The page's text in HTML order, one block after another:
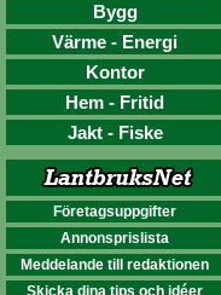
Bygg
Värme - Energi
Kontor
Hem - Fritid
Jakt - Fiske
Företagsuppgifter
Annonsprislista
Meddelande till redaktionen
Skicka dina tips och idéer